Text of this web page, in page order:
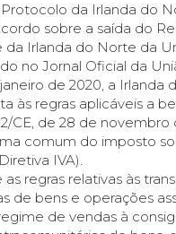
da Irlanda do
sobre a saída do
da Irlanda do Norte da
no Jornal Oficial da
de 2020, a Irlanda
às regras aplicáveis a
CE, de 28 de novembro
comum do imposto
IVA).
regras relativas às
de bens e operações
de vendas à